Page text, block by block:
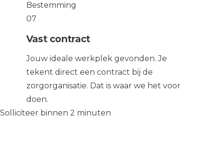
Bestemming
07
Vast contract
Jouw ideale werkplek gevonden. Je
tekent direct een contract bij de
zorgorganisatie. Dat is waar we het voor
doen.
Solliciteer binnen 2 minuten